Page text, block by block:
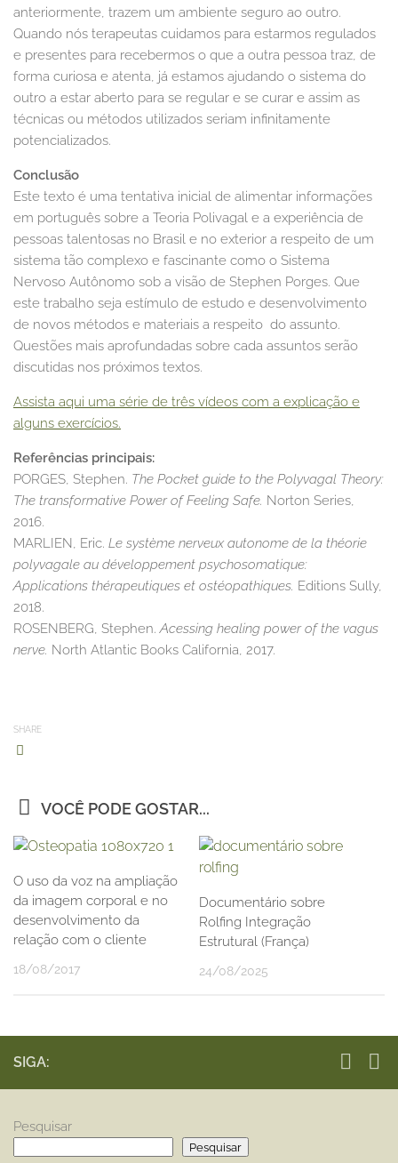
anteriormente, trazem um ambiente seguro ao outro.
Quando nós terapeutas cuidamos para estarmos regulados
e presentes para recebermos o que a outra pessoa traz, de
forma curiosa e atenta, já estamos ajudando o sistema do
outro a estar aberto para se regular e se curar e assim as
técnicas ou métodos utilizados seriam infinitamente
potencializados.
Conclusão
Este texto é uma tentativa inicial de alimentar informações
em português sobre a Teoria Polivagal e a experiência de
pessoas talentosas no Brasil e no exterior a respeito de um
sistema tão complexo e fascinante como o Sistema
Nervoso Autônomo sob a visão de Stephen Porges. Que
este trabalho seja estímulo de estudo e desenvolvimento
de novos métodos e materiais a respeito do assunto.
Questões mais aprofundadas sobre cada assuntos serão
discutidas nos próximos textos.
Assista aqui uma série de três vídeos com a explicação e
alguns exercícios.
Referências principais:
PORGES, Stephen. The Pocket guide to the Polyvagal Theory:
The transformative Power of Feeling Safe. Norton Series,
2016.
MARLIEN, Eric. Le système nerveux autonome de la théorie
polyvagale au développement psychosomatique:
Applications thérapeutiques et ostéopathiques. Editions Sully,
2018.
ROSENBERG, Stephen.Acessing healing power of the vagus
nerve. North Atlantic Books California, 2017.
SHARE
VOCÊ PODE GOSTAR...
O uso da voz na ampliação
da imagem corporal e no
desenvolvimento da
relação com o cliente
18/08/2017
Documentário sobre
Rolfing Integração
Estrutural (França)
24/08/2025
SIGA:
Pesquisar
Pesquisar